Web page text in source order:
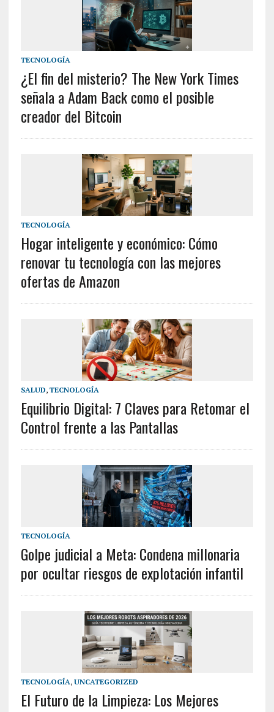
TECNOLOGÍA
¿El fin del misterio? The New York Times
señala a Adam Back como el posible
creador del Bitcoin
TECNOLOGÍA
Hogar inteligente y económico: Cómo
renovar tu tecnología con las mejores
ofertas de Amazon
SALUD, TECNOLOGÍA
Equilibrio Digital: 7 Claves para Retomar el
Control frente a las Pantallas
TECNOLOGÍA
Golpe judicial a Meta: Condena millonaria
por ocultar riesgos de explotación infantil
TECNOLOGÍA, UNCATEGORIZED
El Futuro de la Limpieza: Los Mejores